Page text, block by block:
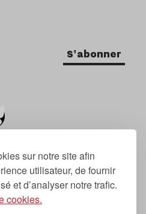
sur notre site afin
utilisateur, de fournir
et d’analyser notre trafic.
cookies.
S'abonner
sur la
tendances, dont la
de 2007.
« prochain », « suivant
thématique du